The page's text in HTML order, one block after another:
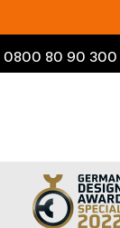
0800 80 90 300